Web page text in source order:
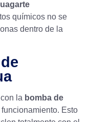
químicos no se
dentro de la
la bomba de
Esto